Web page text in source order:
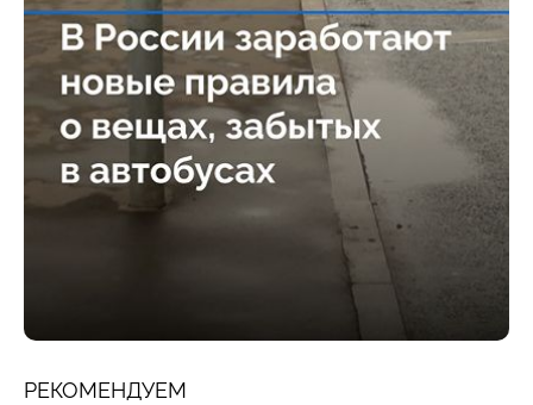
РЕКОМЕНДУЕМ